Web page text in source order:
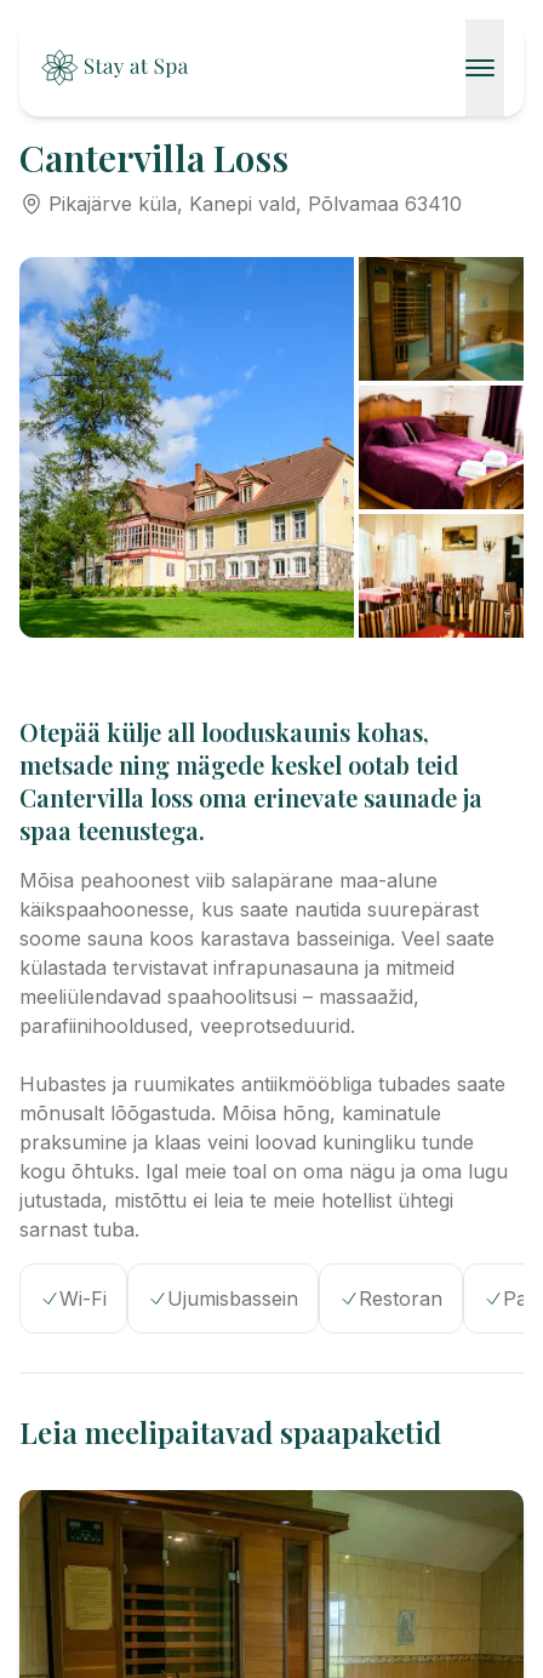
SPAAD
Cantervilla Loss
Pikajärve küla, Kanepi vald, Põlvamaa 63410
Otepää külje all looduskaunis kohas,
metsade ning mägede keskel ootab teid
Cantervilla loss oma erinevate saunade ja
spaa teenustega.
Mõisa peahoonest viib salapärane maa-alune
käikspaahoonesse, kus saate nautida suurepärast
soome sauna koos karastava basseiniga. Veel saate
külastada tervistavat infrapunasauna ja mitmeid
meeliülendavad spaahoolitsusi – massaažid,
parafiinihooldused, veeprotseduurid.
Hubastes ja ruumikates antiikmööbliga tubades saate
mõnusalt lõõgastuda. Mõisa hõng, kaminatule
praksumine ja klaas veini loovad kuningliku tunde
kogu õhtuks. Igal meie toal on oma nägu ja oma lugu
jutustada, mistõttu ei leia te meie hotellist ühtegi
sarnast tuba.
Wi-Fi Ujumisbassein Restoran
Leia meelipaitavad spaapaketid